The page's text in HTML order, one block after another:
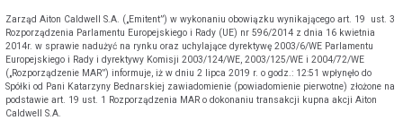
Zarząd Aiton Caldwell S.A. („Emitent”) w wykonaniu obowiązku wynikającego art. 19 ust. 3
Rozporządzenia Parlamentu Europejskiego i Rady (UE) nr 596/2014 z dnia 16 kwietnia
2014r. w sprawie nadużyć na rynku oraz uchylające dyrektywę 2003/6/WE Parlamentu
Europejskiego i Rady i dyrektywy Komisji 2003/124/WE, 2003/125/WE i 2004/72/WE
(„Rozporządzenie MAR”) informuje, iż w dniu 2 lipca 2019 r. o godz.: 12:51 wpłynęło do
Spółki od Pani Katarzyny Bednarskiej zawiadomienie (powiadomienie pierwotne) złożone na
podstawie art. 19 ust. 1 Rozporządzenia MAR o dokonaniu transakcji kupna akcji Aiton
Caldwell S.A.